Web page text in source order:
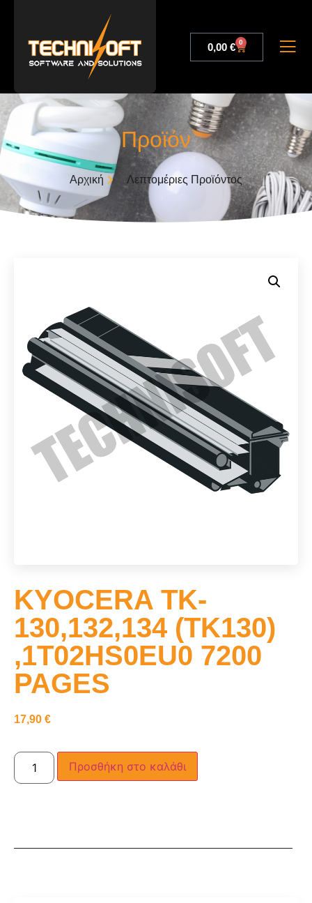
0,00 € 0
Προϊόν
Αρχική Λεπτομέριες Προϊόντος
KYOCERA TK-
130,132,134 (TK130)
,1T02HS0EU0 7200
PAGES
17,90 €
Προσθήκη στο καλάθι